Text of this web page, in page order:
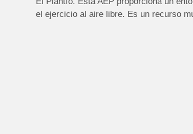
el ejercicio al aire libre. Es un recurso